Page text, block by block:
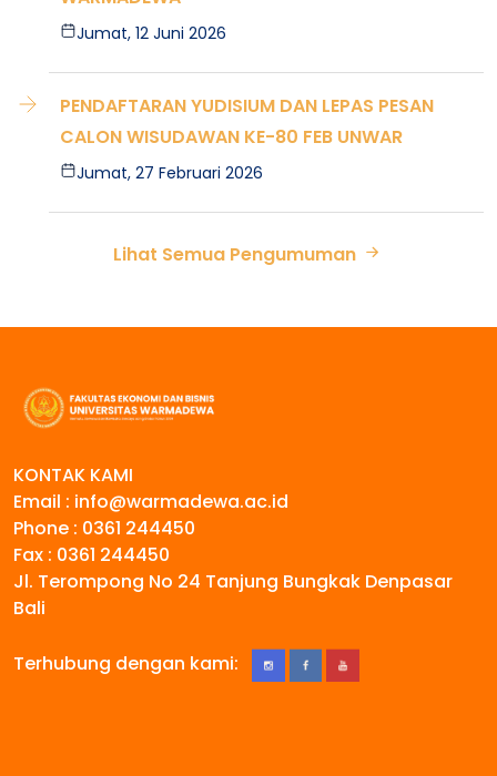
Jumat, 12 Juni 2026
PENDAFTARAN YUDISIUM DAN LEPAS PESAN
CALON WISUDAWAN KE-80 FEB UNWAR
Jumat, 27 Februari 2026
Lihat Semua Pengumuman
KONTAK KAMI
Email : info@warmadewa.ac.id
Phone : 0361 244450
Fax : 0361 244450
Jl. Terompong No 24 Tanjung Bungkak Denpasar
Bali
Terhubung dengan kami: